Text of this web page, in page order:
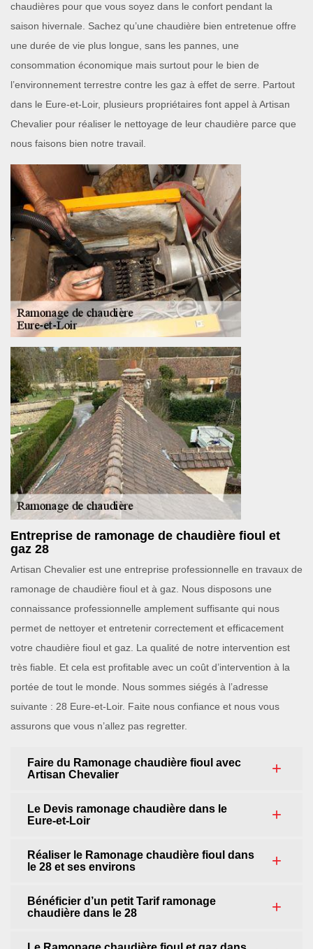
chaudières pour que vous soyez dans le confort pendant la
saison hivernale. Sachez qu’une chaudière bien entretenue offre
une durée de vie plus longue, sans les pannes, une
consommation économique mais surtout pour le bien de
l’environnement terrestre contre les gaz à effet de serre. Partout
dans le Eure-et-Loir, plusieurs propriétaires font appel à Artisan
Chevalier pour réaliser le nettoyage de leur chaudière parce que
nous faisons bien notre travail.
Entreprise de ramonage de chaudière fioul et
gaz 28
Artisan Chevalier est une entreprise professionnelle en travaux de
ramonage de chaudière fioul et à gaz. Nous disposons une
connaissance professionnelle amplement suffisante qui nous
permet de nettoyer et entretenir correctement et efficacement
votre chaudière fioul et gaz. La qualité de notre intervention est
très fiable. Et cela est profitable avec un coût d’intervention à la
portée de tout le monde. Nous sommes siégés à l’adresse
suivante : 28 Eure-et-Loir. Faite nous confiance et nous vous
assurons que vous n’allez pas regretter.
Faire du Ramonage chaudière fioul avec
Artisan Chevalier
Le Devis ramonage chaudière dans le
Eure-et-Loir
Réaliser le Ramonage chaudière fioul dans
le 28 et ses environs
Bénéficier d’un petit Tarif ramonage
chaudière dans le 28